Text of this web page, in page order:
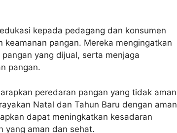
kepada pedagang dan konsumen
pangan. Mereka mengingatkan
yang dijual, serta menjaga
pangan.
peredaran pangan yang tidak aman
Natal dan Tahun Baru dengan aman
dapat meningkatkan kesadaran
yang aman dan sehat.